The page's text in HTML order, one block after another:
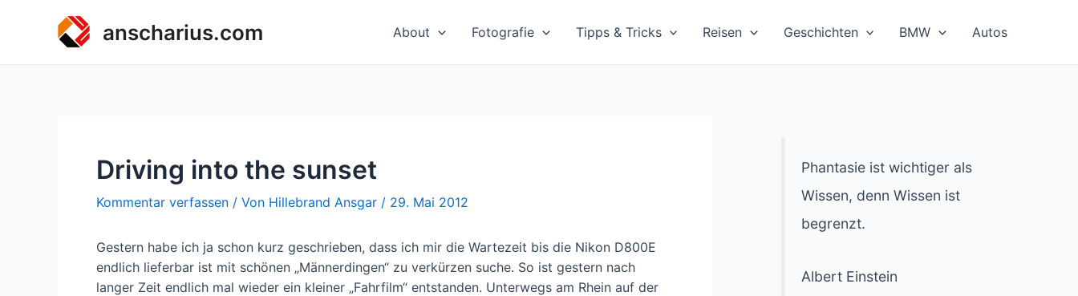
anscharius.com About Fotografie Tipps & Tricks Reisen Geschichten BMW Autos
Driving into the sunset
Kommentar verfassen / Von Hillebrand Ansgar / 29. Mai 2012
Gestern habe ich ja schon kurz geschrieben, dass ich mir die Wartezeit bis die Nikon D800E
endlich lieferbar ist mit schönen „Männerdingen“ zu verkürzen suche. So ist gestern nach
langer Zeit endlich mal wieder ein kleiner „Fahrfilm“ entstanden. Unterwegs am Rhein auf der
Phantasie ist wichtiger als
Wissen, denn Wissen ist
begrenzt.
Albert Einstein